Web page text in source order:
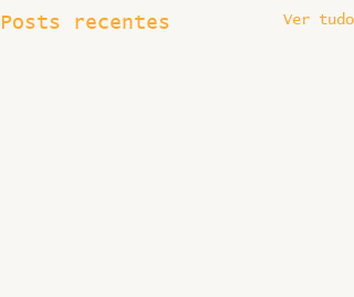
Posts recentes Ver tudo